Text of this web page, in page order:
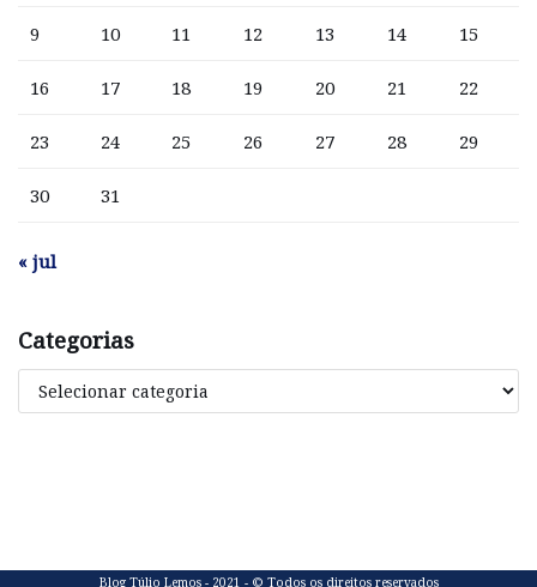
9 10 11 12 13 14 15
16 17 18 19 20 21 22
23 24 25 26 27 28 29
30 31
« jul
Categorias
Blog Túlio Lemos - 2021 - © Todos os direitos reservados